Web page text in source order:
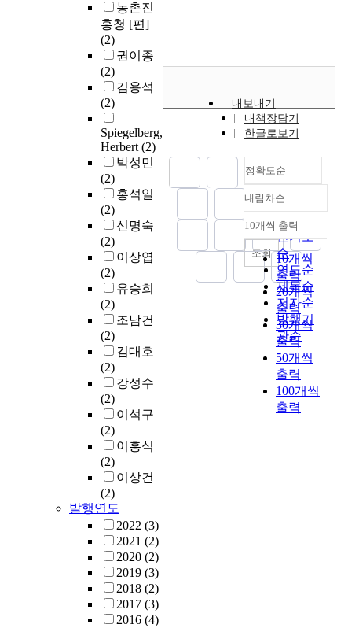
농촌진
흥청 [편]
(2)
권이종
(2)
김용석
(2)
Spiegelberg,
Herbert(2)
박성민
(2)
홍석일
(2)
신명숙
(2)
이상엽
(2)
유승희
(2)
조남건
(2)
김대호
(2)
강성수
(2)
이석구
(2)
이흥식
(2)
이상건
(2)
발행연도
2022 (3)
2021 (2)
2020 (2)
2019 (3)
2018 (2)
2017 (3)
2016 (4)
내보내기
내책장담기
한글로보기
정확도순
정확도
순
인기도
순
연도순
제목순
저자순
발행기
관순
내림차순
내림차순
10개씩 출력
10개씩
출력
20개씩
출력
30개씩
출력
50개씩
출력
100개씩
출력
조회